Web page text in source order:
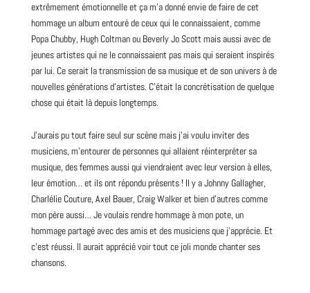
extrêmement émotionnelle et ça m’a donné envie de faire de cet
hommage un album entouré de ceux qui le connaissaient, comme
Popa Chubby, Hugh Coltman ou Beverly Jo Scott mais aussi avec de
jeunes artistes qui ne le connaissaient pas mais qui seraient inspirés
par lui. Ce serait la transmission de sa musique et de son univers à de
nouvelles générations d’artistes. C’était la concrétisation de quelque
chose qui était là depuis longtemps.
J’aurais pu tout faire seul sur scène mais j’ai voulu inviter des
musiciens, m’entourer de personnes qui allaient réinterpréter sa
musique, des femmes aussi qui viendraient avec leur version à elles,
leur émotion… et ils ont répondu présents ! Il y a Johnny Gallagher,
Charlélie Couture, Axel Bauer, Craig Walker et bien d’autres comme
mon père aussi… Je voulais rendre hommage à mon pote, un
hommage partagé avec des amis et des musiciens que j’apprécie. Et
c’est réussi. Il aurait apprécié voir tout ce joli monde chanter ses
chansons.